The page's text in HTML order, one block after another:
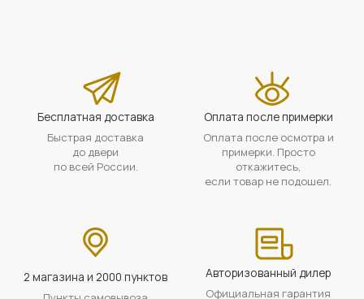
Бесплатная доставка
Быстрая доставка
до двери
по всей России.
Оплата после примерки
Оплата после осмотра и
примерки. Просто
откажитесь,
если товар не подошел.
2 магазина и 2000 пунктов Авторизованный дилер
Официальная гарантия